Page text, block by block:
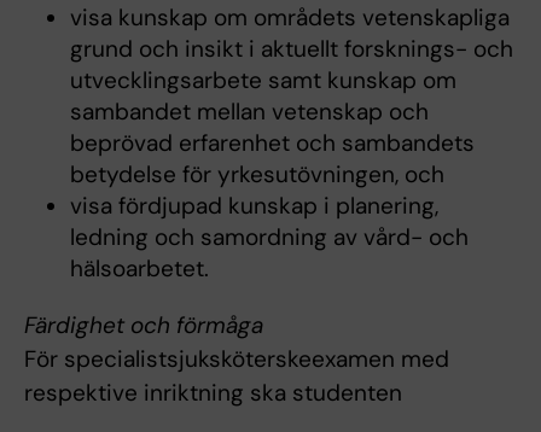
visa kunskap om områdets vetenskapliga
grund och insikt i aktuellt forsknings- och
utvecklingsarbete samt kunskap om
sambandet mellan vetenskap och
beprövad erfarenhet och sambandets
betydelse för yrkesutövningen, och
visa fördjupad kunskap i planering,
ledning och samordning av vård- och
hälsoarbetet.
Färdighet och förmåga
För specialistsjuksköterskeexamen med
respektive inriktning ska studenten